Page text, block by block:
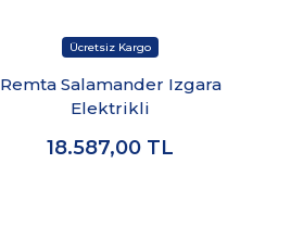
Remta Salamander Izgara
Elektrikli
18.587,00 TL